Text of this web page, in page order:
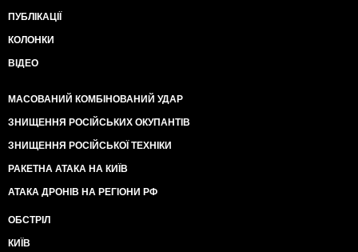
ПУБЛІКАЦІЇ
КОЛОНКИ
ВІДЕО
МАСОВАНИЙ КОМБІНОВАНИЙ УДАР
ЗНИЩЕННЯ РОСІЙСЬКИХ ОКУПАНТІВ
ЗНИЩЕННЯ РОСІЙСЬКОЇ ТЕХНІКИ
РАКЕТНА АТАКА НА КИЇВ
АТАКА ДРОНІВ НА РЕГІОНИ РФ
ОБСТРІЛ
КИЇВ